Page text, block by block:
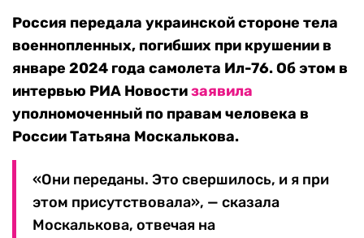
Россия передала украинской стороне тела
военнопленных, погибших при крушении в
январе 2024 года самолета Ил-76. Об этом в
интервью РИА Новостизаявила
уполномоченный по правам человека в
России Татьяна Москалькова.
«Они переданы. Это свершилось, и я при
этом присутствовала», — сказала
Москалькова, отвечая на